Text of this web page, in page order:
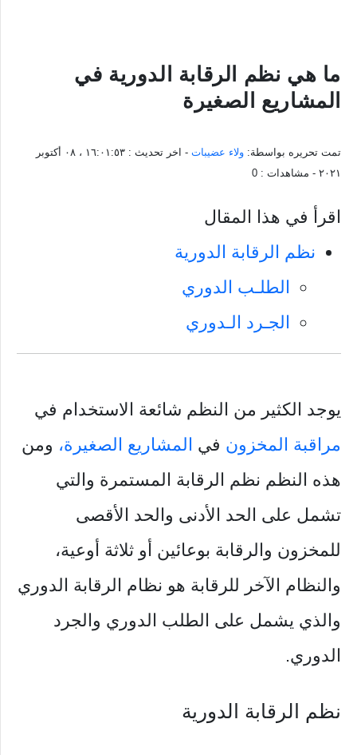
ما هي نظم الرقابة الدورية في
المشاريع الصغيرة
تمت تحريره بواسطة: ولاء عضيبات - اخر تحديث :
١٦:٠١:٥٣ ، ٠٨ أكتوبر
٢٠٢١ - مشاهدات : 0
اقرأ في هذا المقال
نظم الرقابة الدورية
الطلـب الدوري
الجـرد الـدوري
يوجد الكثير من النظم شائعة الاستخدام في
مراقبة المخزون في المشاريع الصغيرة، ومن
هذه النظم نظم الرقابة المستمرة والتي
تشمل على الحد الأدنى والحد الأقصى
للمخزون والرقابة بوعائين أو ثلاثة أوعية،
والنظام الآخر للرقابة هو نظام الرقابة الدوري
والذي يشمل على الطلب الدوري والجرد
الدوري.
نظم الرقابة الدورية